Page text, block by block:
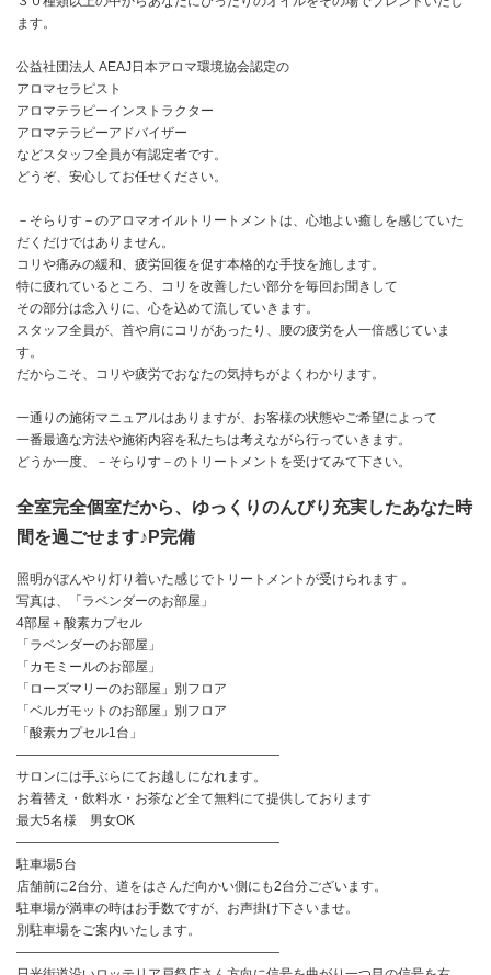
お問い合わせ
ます。
公益社団法人 AEAJ日本アロマ環境協会認定の
アロマセラピスト
アロマテラピーインストラクター
アロマテラピーアドバイザー
などスタッフ全員が有認定者です。
どうぞ、安心してお任せください。
－そらりす－のアロマオイルトリートメントは、心地よい癒しを感じていた
だくだけではありません。
コリや痛みの緩和、疲労回復を促す本格的な手技を施します。
特に疲れているところ、コリを改善したい部分を毎回お聞きして
その部分は念入りに、心を込めて流していきます。
スタッフ全員が、首や肩にコリがあったり、腰の疲労を人一倍感じていま
す。
だからこそ、コリや疲労でおなたの気持ちがよくわかります。
一通りの施術マニュアルはありますが、お客様の状態やご希望によって
一番最適な方法や施術内容を私たちは考えながら行っていきます。
どうか一度、－そらりす－のトリートメントを受けてみて下さい。
全室完全個室だから、ゆっくりのんびり充実したあなた時
間を過ごせます♪P完備
照明がぼんやり灯り着いた感じでトリートメントが受けられます 。
写真は、「ラベンダーのお部屋」
4部屋＋酸素カプセル
「ラベンダーのお部屋」
「カモミールのお部屋」
「ローズマリーのお部屋」別フロア
「ベルガモットのお部屋」別フロア
「酸素カプセル1台」
――――――――――――――――――――
サロンには手ぶらにてお越しになれます。
お着替え・飲料水・お茶など全て無料にて提供しております
最大5名様 男女OK
――――――――――――――――――――
駐車場5台
店舗前に2台分、道をはさんだ向かい側にも2台分ございます。
駐車場が満車の時はお手数ですが、お声掛け下さいませ。
別駐車場をご案内いたします。
――――――――――――――――――――